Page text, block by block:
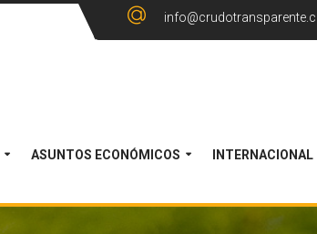
ASUNTOS ECONÓMICOS INTERNACIONAL